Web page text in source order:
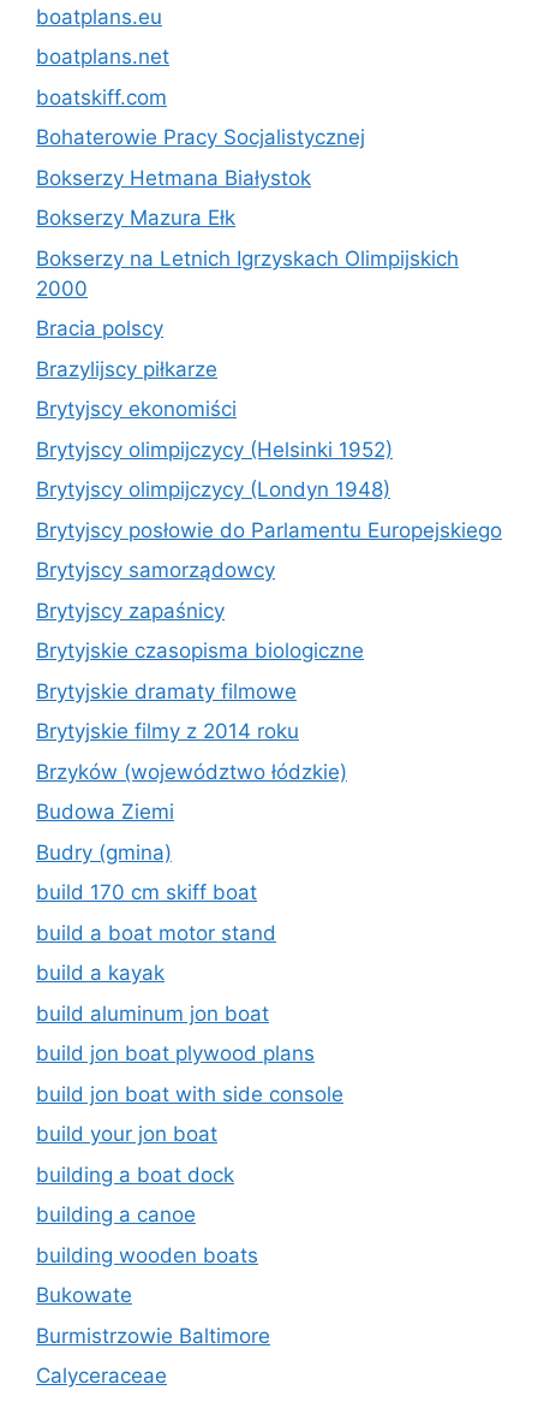
boatplans.eu
boatplans.net
boatskiff.com
Bohaterowie Pracy Socjalistycznej
Bokserzy Hetmana Białystok
Bokserzy Mazura Ełk
Bokserzy na Letnich Igrzyskach Olimpijskich
2000
Bracia polscy
Brazylijscy piłkarze
Brytyjscy ekonomiści
Brytyjscy olimpijczycy (Helsinki 1952)
Brytyjscy olimpijczycy (Londyn 1948)
Brytyjscy posłowie do Parlamentu Europejskiego
Brytyjscy samorządowcy
Brytyjscy zapaśnicy
Brytyjskie czasopisma biologiczne
Brytyjskie dramaty filmowe
Brytyjskie filmy z 2014 roku
Brzyków (województwo łódzkie)
Budowa Ziemi
Budry (gmina)
build 170 cm skiff boat
build a boat motor stand
build a kayak
build aluminum jon boat
build jon boat plywood plans
build jon boat with side console
build your jon boat
building a boat dock
building a canoe
building wooden boats
Bukowate
Burmistrzowie Baltimore
Calyceraceae